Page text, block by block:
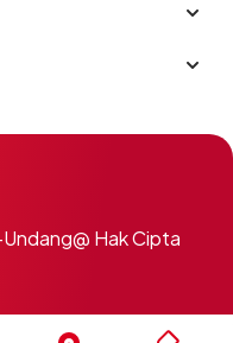
Hak Cipta